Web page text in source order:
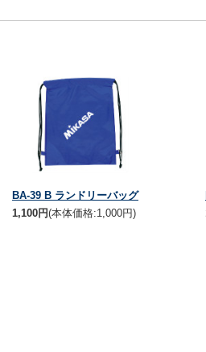
BA-39 B ランドリーバッグ
1,100円(本体価格:1,000円)